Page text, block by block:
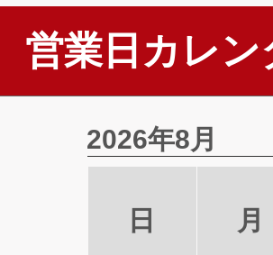
営業日カレン
2026年8月
日 月